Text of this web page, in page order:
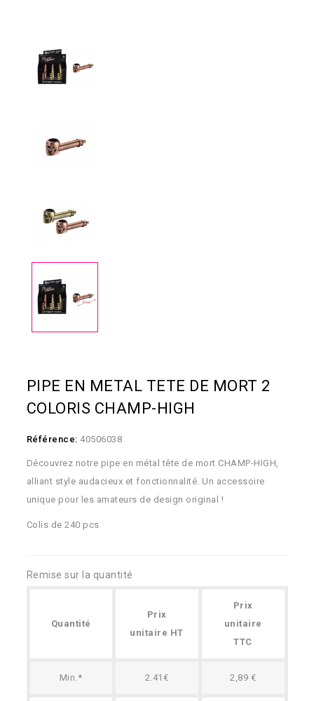
PIPE EN METAL TETE DE MORT 2
COLORIS CHAMP-HIGH
Référence: 40506038
Découvrez notre pipe en métal tête de mort CHAMP-HIGH,
alliant style audacieux et fonctionnalité. Un accessoire
unique pour les amateurs de design original !
Colis de 240 pcs
Remise sur la quantité
Quantité
Prix
unitaire HT
Prix
unitaire
TTC
Min.* 2.41€ 2,89 €